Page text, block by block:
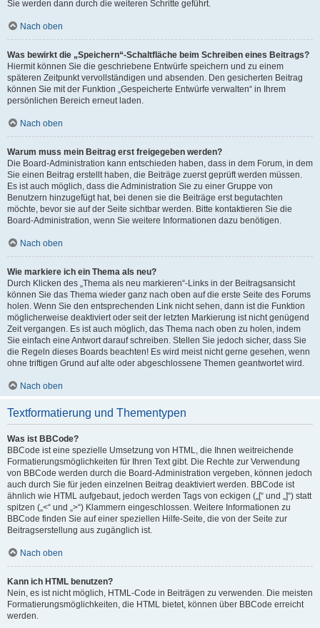
Sie werden dann durch die weiteren Schritte geführt.
Nach oben
Was bewirkt die „Speichern“-Schaltfläche beim Schreiben eines Beitrags?
Hiermit können Sie die geschriebene Entwürfe speichern und zu einem
späteren Zeitpunkt vervollständigen und absenden. Den gesicherten Beitrag
können Sie mit der Funktion „Gespeicherte Entwürfe verwalten“ in Ihrem
persönlichen Bereich erneut laden.
Nach oben
Warum muss mein Beitrag erst freigegeben werden?
Die Board-Administration kann entschieden haben, dass in dem Forum, in dem
Sie einen Beitrag erstellt haben, die Beiträge zuerst geprüft werden müssen.
Es ist auch möglich, dass die Administration Sie zu einer Gruppe von
Benutzern hinzugefügt hat, bei denen sie die Beiträge erst begutachten
möchte, bevor sie auf der Seite sichtbar werden. Bitte kontaktieren Sie die
Board-Administration, wenn Sie weitere Informationen dazu benötigen.
Nach oben
Wie markiere ich ein Thema als neu?
Durch Klicken des „Thema als neu markieren“-Links in der Beitragsansicht
können Sie das Thema wieder ganz nach oben auf die erste Seite des Forums
holen. Wenn Sie den entsprechenden Link nicht sehen, dann ist die Funktion
möglicherweise deaktiviert oder seit der letzten Markierung ist nicht genügend
Zeit vergangen. Es ist auch möglich, das Thema nach oben zu holen, indem
Sie einfach eine Antwort darauf schreiben. Stellen Sie jedoch sicher, dass Sie
die Regeln dieses Boards beachten! Es wird meist nicht gerne gesehen, wenn
ohne triftigen Grund auf alte oder abgeschlossene Themen geantwortet wird.
Nach oben
Textformatierung und Thementypen
Was ist BBCode?
BBCode ist eine spezielle Umsetzung von HTML, die Ihnen weitreichende
Formatierungsmöglichkeiten für Ihren Text gibt. Die Rechte zur Verwendung
von BBCode werden durch die Board-Administration vergeben, können jedoch
auch durch Sie für jeden einzelnen Beitrag deaktiviert werden. BBCode ist
ähnlich wie HTML aufgebaut, jedoch werden Tags von eckigen („[“ und „]“) statt
spitzen („<“ und „>“) Klammern eingeschlossen. Weitere Informationen zu
BBCode finden Sie auf einer speziellen Hilfe-Seite, die von der Seite zur
Beitragserstellung aus zugänglich ist.
Nach oben
Kann ich HTML benutzen?
Nein, es ist nicht möglich, HTML-Code in Beiträgen zu verwenden. Die meisten
Formatierungsmöglichkeiten, die HTML bietet, können über BBCode erreicht
werden.